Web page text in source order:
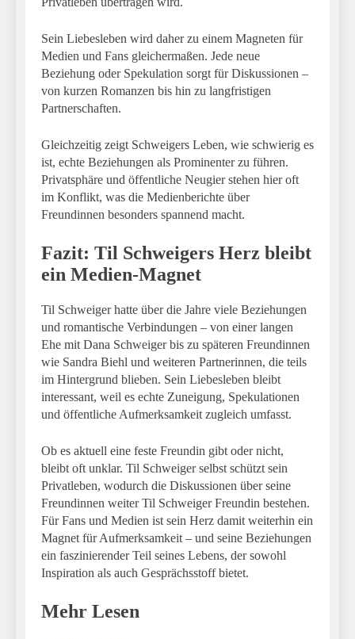
Sein Liebesleben wird daher zu einem Magneten für
Medien und Fans gleichermaßen. Jede neue
Beziehung oder Spekulation sorgt für Diskussionen –
von kurzen Romanzen bis hin zu langfristigen
Partnerschaften.
Gleichzeitig zeigt Schweigers Leben, wie schwierig es
ist, echte Beziehungen als Prominenter zu führen.
Privatsphäre und öffentliche Neugier stehen hier oft
im Konflikt, was die Medienberichte über
Freundinnen besonders spannend macht.
Fazit: Til Schweigers Herz bleibt
ein Medien-Magnet
Til Schweiger hatte über die Jahre viele Beziehungen
und romantische Verbindungen – von einer langen
Ehe mit Dana Schweiger bis zu späteren Freundinnen
wie Sandra Biehl und weiteren Partnerinnen, die teils
im Hintergrund blieben. Sein Liebesleben bleibt
interessant, weil es echte Zuneigung, Spekulationen
und öffentliche Aufmerksamkeit zugleich umfasst.
Ob es aktuell eine feste Freundin gibt oder nicht,
bleibt oft unklar. Til Schweiger selbst schützt sein
Privatleben, wodurch die Diskussionen über seine
Freundinnen weiter Til Schweiger Freundin bestehen.
Für Fans und Medien ist sein Herz damit weiterhin ein
Magnet für Aufmerksamkeit – und seine Beziehungen
ein faszinierender Teil seines Lebens, der sowohl
Inspiration als auch Gesprächsstoff bietet.
Mehr Lesen